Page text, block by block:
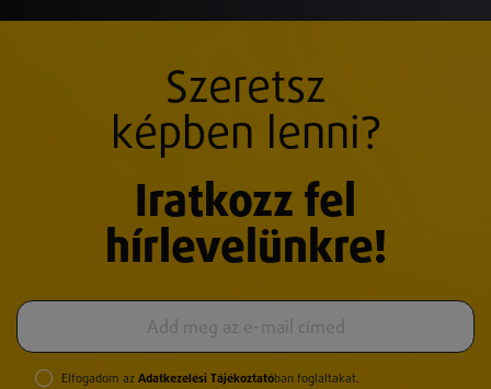
Szeretsz
képben lenni?
Iratkozz fel
hírlevelünkre!
Elfogadom az Adatkezelési Tájékoztatóban foglaltakat.